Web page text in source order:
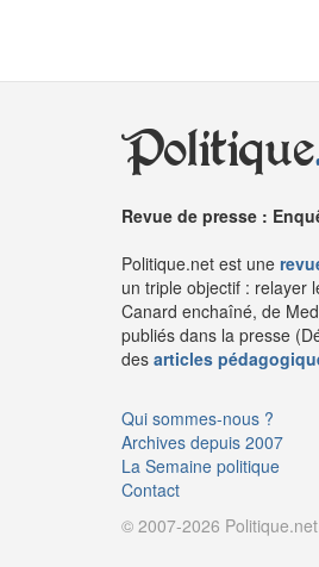
Politique
Revue de presse :
Politique.net est une
un triple objectif : relayer
Canard enchaîné, de
publiés dans la presse
des articles
Qui sommes-nous ?
Archives depuis 2007
La Semaine politique
Contact
© 2007-2026